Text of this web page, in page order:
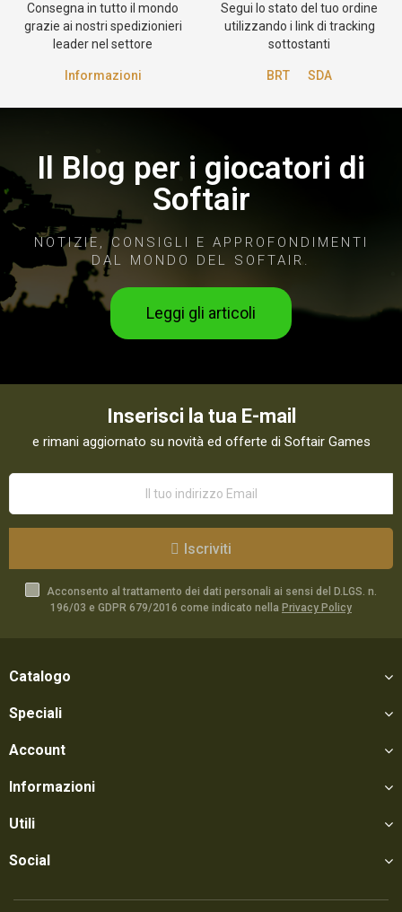
Consegna in tutto il mondo
grazie ai nostri spedizionieri
leader nel settore
Informazioni
Segui lo stato del tuo ordine
utilizzando i link di tracking
sottostanti
BRT SDA
Il Blog per i giocatori di
Softair
NOTIZIE, CONSIGLI E APPROFONDIMENTI
DAL MONDO DEL SOFTAIR.
Leggi gli articoli
Inserisci la tua E-mail
e rimani aggiornato su novità ed offerte di Softair Games
Iscriviti
Acconsento al trattamento dei dati personali ai sensi del D.LGS. n.
196/03 e GDPR 679/2016 come indicato nella Privacy Policy
Catalogo
Speciali
Account
Informazioni
Utili
Social